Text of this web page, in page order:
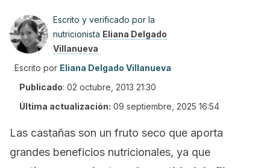
Escrito y verificado por la
nutricionista Eliana Delgado
Villanueva
Escrito por Eliana Delgado Villanueva
Publicado: 02 octubre, 2013 21:30
Última actualización: 09 septiembre, 2025 16:54
Las castañas son un fruto seco que aporta
grandes beneficios nutricionales, ya que